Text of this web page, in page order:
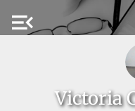
menu_open
Victoria